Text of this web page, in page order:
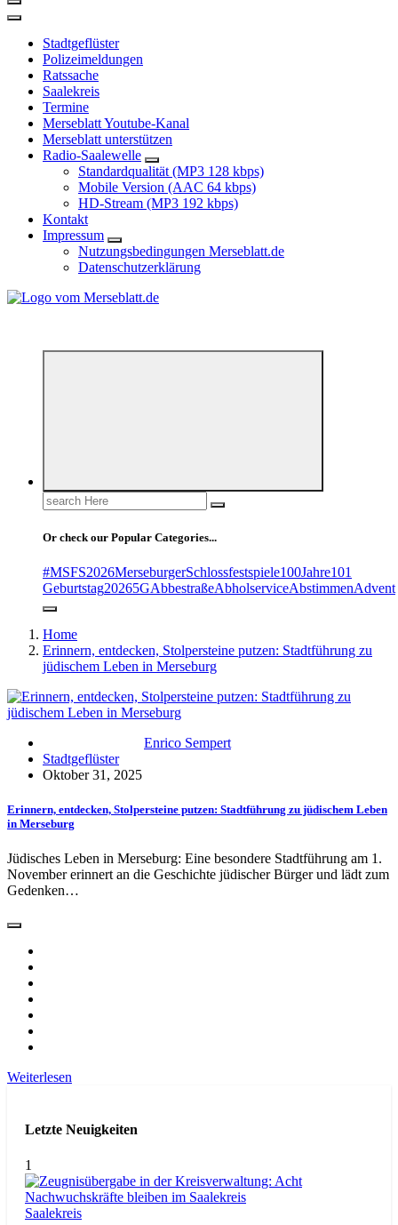
Stadtgeflüster
Polizeimeldungen
Ratssache
Saalekreis
Termine
Merseblatt Youtube-Kanal
Merseblatt unterstützen
Radio-Saalewelle
Standardqualität (MP3 128 kbps)
Mobile Version (AAC 64 kbps)
HD-Stream (MP3 192 kbps)
Kontakt
Impressum
Nutzungsbedingungen Merseblatt.de
Datenschutzerklärung
Search
for:
Or check our Popular Categories...
#MSFS2026MerseburgerSchlossfestspiele100Jahre101
Geburtstag20265GAbbestraßeAbholserviceAbstimmenAdvent
Home
Erinnern, entdecken, Stolpersteine putzen: Stadtführung zu
jüdischem Leben in Merseburg
Enrico Sempert
Stadtgeflüster
Oktober 31, 2025
Erinnern, entdecken, Stolpersteine putzen: Stadtführung zu jüdischem Leben
in Merseburg
Jüdisches Leben in Merseburg: Eine besondere Stadtführung am 1.
November erinnert an die Geschichte jüdischer Bürger und lädt zum
Gedenken…
Weiterlesen
Letzte Neuigkeiten
1
Saalekreis